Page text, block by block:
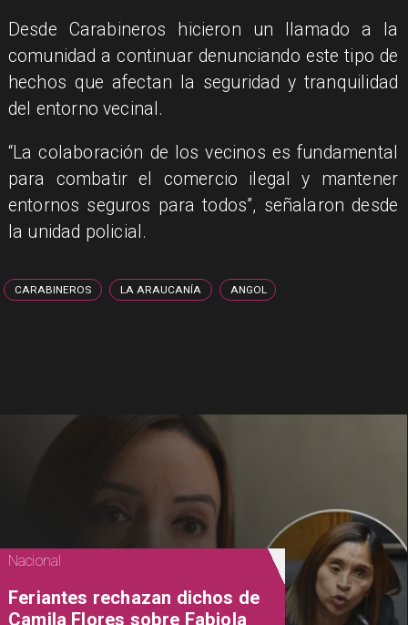
​Desde Carabineros hicieron un llamado a la
comunidad a continuar denunciando este tipo de
hechos que afectan la seguridad y tranquilidad
del entorno vecinal.
​“La colaboración de los vecinos es fundamental
para combatir el comercio ilegal y mantener
entornos seguros para todos”, señalaron desde
la unidad policial.
CARABINEROS LA ARAUCANÍA ANGOL
Nacional
Feriantes rechazan dichos de
Camila Flores sobre Fabiola